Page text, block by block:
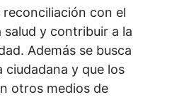
con el
salud y contribuir a la
Además se busca
ciudadana y que los
otros medios de